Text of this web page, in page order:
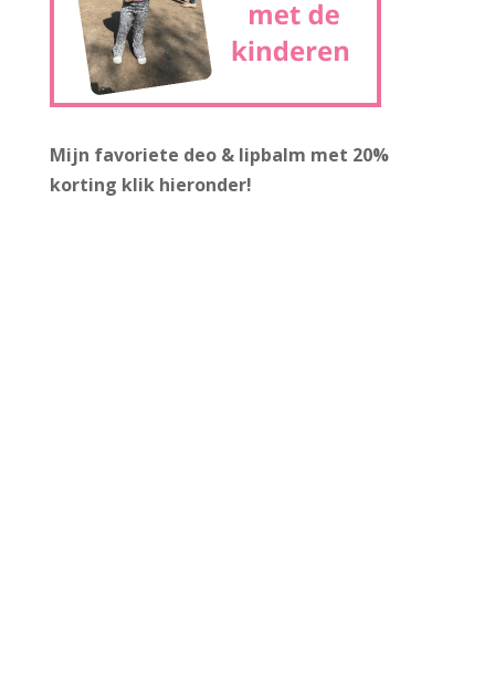
Mijn favoriete deo & lipbalm met 20%
korting klik hieronder!